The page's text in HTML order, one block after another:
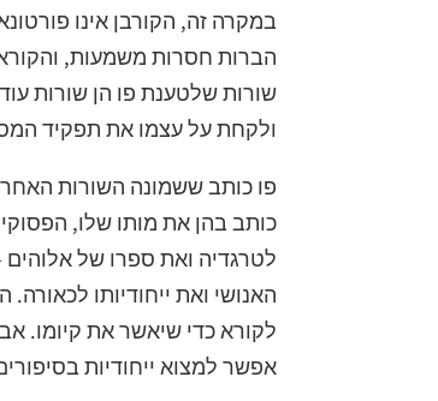
במקרה זה, הקורבן אינו
הברות חסרות משמעות,
שורות שלטענת פו הן שורות
ולקחת על עצמו את תפקיד
פו כותב ששמונה השורות
כותב בהן את מותו שלו,
לטרגדיה ואת ספרו של
האנושי ואת ייחודיותו
לקורא כדי שיאשר את קיומו.
אפשר למצוא ייחודיות